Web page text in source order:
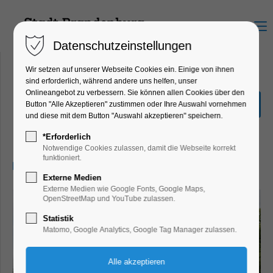
Menu
Schnuppertour durch die
Altstadt
Führung, Themenführung
Datenschutzeinstellungen
Wir setzen auf unserer Webseite Cookies ein. Einige von ihnen
sind erforderlich, während andere uns helfen, unser
Onlineangebot zu verbessern. Sie können allen Cookies über den
Button "Alle Akzeptieren" zustimmen oder Ihre Auswahl vornehmen
und diese mit dem Button "Auswahl akzeptieren" speichern.
*Erforderlich
Notwendige Cookies zulassen, damit die Webseite korrekt
funktioniert.
Externe Medien
Externe Medien wie Google Fonts, Google Maps,
OpenStreetMap und YouTube zulassen.
Statistik
Matomo, Google Analytics, Google Tag Manager zulassen.